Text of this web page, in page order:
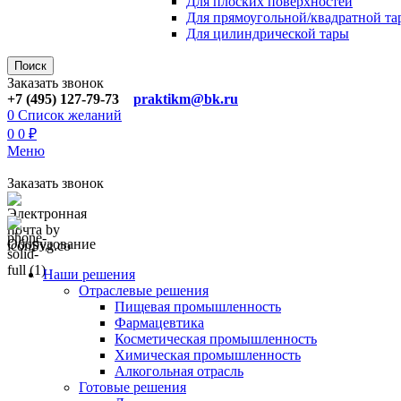
Для прямоугoльной/квадратной
Для цилиндрической тaры
Поиск
Заказать звонок
+7 (495) 127-79-73
praktikm@bk.ru
0 Список желаний
0 0 ₽
Меню
Заказать звонок
Оборудование
Наши решения
Отраслевые решения
Пищевая промышленность
Фармацевтика
Косметическая промышленность
Химическая промышленность
Алкогольная отрасль
Готовые решения